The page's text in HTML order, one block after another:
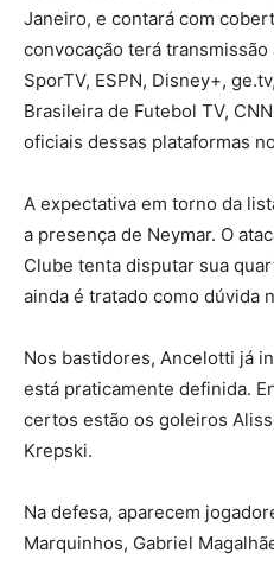
Janeiro, e contará com
convocação terá transmissão
SporTV, ESPN, Disney+,
Brasileira de Futebol TV,
oficiais dessas plataformas
A expectativa em torno da
a presença de Neymar. O
Clube tenta disputar sua
ainda é tratado como dúvida
Nos bastidores, Ancelotti já
está praticamente definida.
certos estão os goleiros
Krepski.
Na defesa, aparecem
Marquinhos, Gabriel